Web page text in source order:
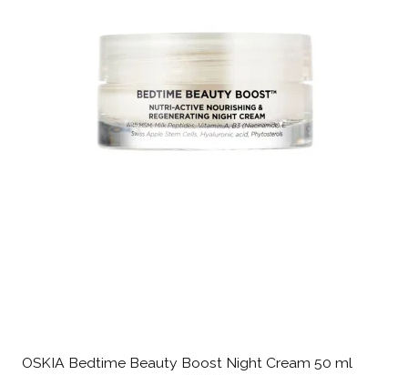
OSKIA Bedtime Beauty Boost Night Cream 50 ml